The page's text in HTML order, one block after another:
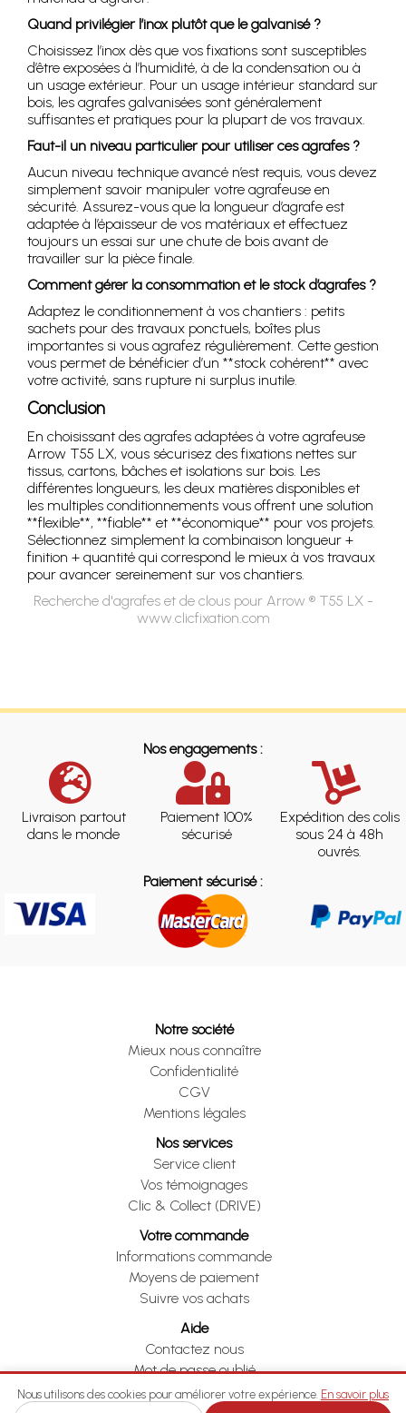
Quand privilégier l’inox plutôt que le galvanisé ?
Choisissez l’inox dès que vos fixations sont susceptibles
d’être exposées à l’humidité, à de la condensation ou à
un usage extérieur. Pour un usage intérieur standard sur
bois, les agrafes galvanisées sont généralement
suffisantes et pratiques pour la plupart de vos travaux.
Faut-il un niveau particulier pour utiliser ces agrafes ?
Aucun niveau technique avancé n’est requis, vous devez
simplement savoir manipuler votre agrafeuse en
sécurité. Assurez-vous que la longueur d’agrafe est
adaptée à l’épaisseur de vos matériaux et effectuez
toujours un essai sur une chute de bois avant de
travailler sur la pièce finale.
Comment gérer la consommation et le stock d’agrafes ?
Adaptez le conditionnement à vos chantiers : petits
sachets pour des travaux ponctuels, boîtes plus
importantes si vous agrafez régulièrement. Cette gestion
vous permet de bénéficier d’un **stock cohérent** avec
votre activité, sans rupture ni surplus inutile.
Conclusion
En choisissant des agrafes adaptées à votre agrafeuse
Arrow T55 LX, vous sécurisez des fixations nettes sur
tissus, cartons, bâches et isolations sur bois. Les
différentes longueurs, les deux matières disponibles et
les multiples conditionnements vous offrent une solution
**flexible**, **fiable** et **économique** pour vos projets.
Sélectionnez simplement la combinaison longueur +
finition + quantité qui correspond le mieux à vos travaux
pour avancer sereinement sur vos chantiers.
Recherche d'agrafes et de clous pour Arrow ® T55 LX -
www.clicfixation.com
Nos engagements :
Livraison partout
dans le monde
Paiement 100%
sécurisé
Expédition des colis
sous 24 à 48h
ouvrés.
Paiement sécurisé :
Notre société
Mieux nous connaître
Confidentialité
CGV
Mentions légales
Nos services
Service client
Vos témoignages
Clic & Collect (DRIVE)
Votre commande
Informations commande
Moyens de paiement
Suivre vos achats
Aide
Contactez nous
Mot de passe oublié
Je me rétracte
Nous utilisons des cookies pour améliorer votre expérience. En savoir plus